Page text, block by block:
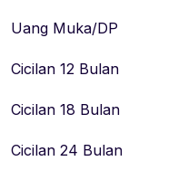
Uang Muka/DP
Cicilan 12 Bulan
Cicilan 18 Bulan
Cicilan 24 Bulan